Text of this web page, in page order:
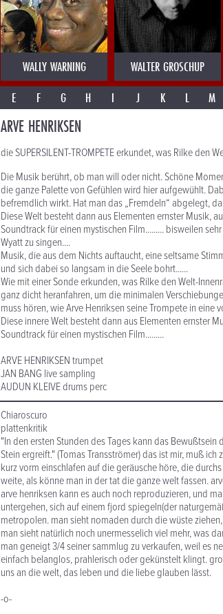
WALLY WARNING WALTER GROSCHUP
E F G H I J K L M
ARVE HENRIKSEN
die SUPERSILENT-TROMPETE erkundet, was Rilke den
Die Musik berührt, ob man will oder nicht. Schöne
die ganze Palette von Gefühlen wird hier aufgewühlt.
befremdlich wirkt. Hat man das „Fremdeln“ abgelegt,
Diese Welt besteht dann aus Elementen ernster Musik,
Soundtrack für einen mystischen Film......... bisweilen
Wyatt zu singen....
Musik, die aus dem Nichts auftaucht, eine seltsame
und sich dabei so langsam in die Seele bohrt......
Wie mit einer Sonde erkunden, was Rilke den Welt-
ganz dicht heranfahren, um die minimalen
muss hören, wie Arve Henriksen seine Trompete in eine
Diese innere Welt besteht dann aus Elementen ernster
Soundtrack für einen mystischen Film.........
ARVE HENRIKSEN trumpet
JAN BANG live sampling
AUDUN KLEIVE drums perc
Chiaroscuro
plattenkritik
"In den ersten Stunden des Tages kann das
Stein ergreift." (Tomas Transströmer) das ist mir, muß
kurz vorm einschlafen auf die geräusche höre, die
weite, als könne man in der tat die ganze welt fassen.
arve henriksen kann es auch noch reproduzieren, und
untergehen, sich auf einem fjord spiegeln(der
metropolen. man sieht nomaden durch die wüste
man sieht natürlich noch unermesselich viel mehr, was
man geneigt 3/4 seiner sammlug zu verkaufen, weil es
einfach belanglos, prahlerisch oder gekünstelt klingt.
uns an die welt, das leben und die liebe glauben lässt.
-o-